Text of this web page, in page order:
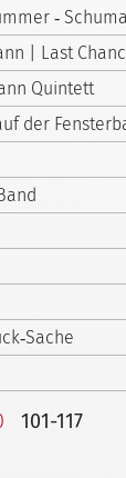
‑
| Last
Quintett
der
101-117